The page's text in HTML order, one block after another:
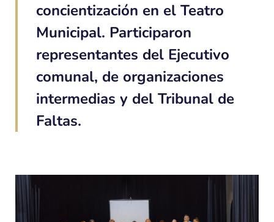
concientización en el Teatro
Municipal. Participaron
representantes del Ejecutivo
comunal, de organizaciones
intermedias y del Tribunal de
Faltas.